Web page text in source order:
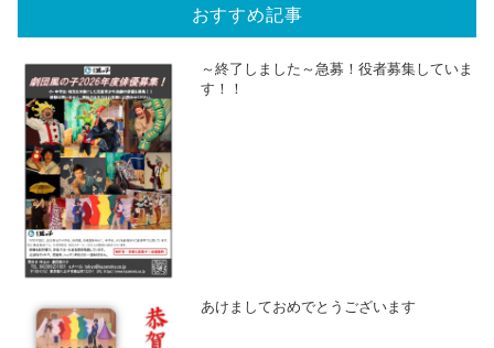
おすすめ記事
～終了しました～急募！役者募集していま
す！！
あけましておめでとうございます